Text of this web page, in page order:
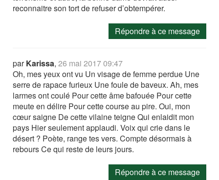
reconnaitre son tort de refuser d’obtempérer.
Répondre à ce message
parKarissa,26 mai 2017 09:47
Oh, mes yeux ont vu Un visage de femme perdue Une
serre de rapace furieux Une foule de baveux. Ah, mes
larmes ont coulé Pour cette âme bafouée Pour cette
meute en délire Pour cette course au pire. Oui, mon
cœur saigne De cette vilaine teigne Qui enlaidit mon
pays Hier seulement applaudi. Voix qui crie dans le
désert ? Poète, range tes vers. Compte désormais à
rebours Ce qui reste de leurs jours.
Répondre à ce message